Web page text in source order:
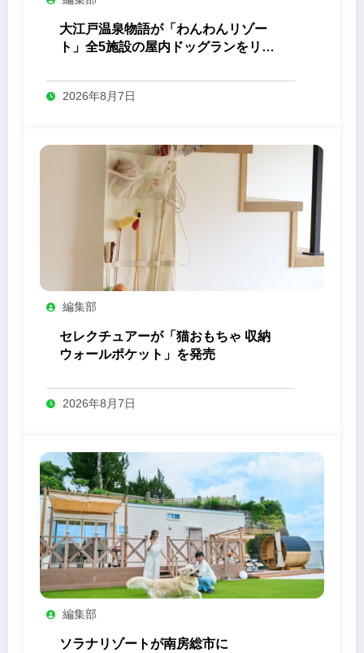
大江戸温泉物語が「わんわんリゾー
ト」全5施設の屋内ドッグランをリニ
2026年8月7日
編集部
セレクチュアーが「猫おもちゃ 収納
ウォールポケット」を発売
2026年8月7日
編集部
ソラナリゾートが南房総市に